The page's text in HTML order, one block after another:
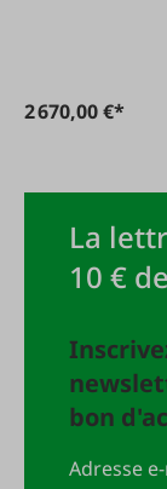
2 670,00 €*
La
10 €
bon
Adresse